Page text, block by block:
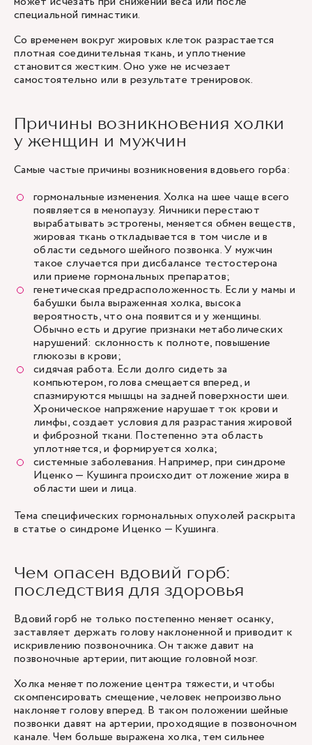
специальной гимнастики.
Со временем вокруг жировых клеток разрастается
плотная соединительная ткань, и уплотнение
становится жестким. Оно уже не исчезает
самостоятельно или в результате тренировок.
Причины возникновения холки
у женщин и мужчин
Самые частые причины возникновения вдовьего горба:
гормональные изменения. Холка на шее чаще всего
появляется в менопаузу. Яичники перестают
вырабатывать эстрогены, меняется обмен веществ,
жировая ткань откладывается в том числе и в
области седьмого шейного позвонка. У мужчин
такое случается при дисбалансе тестостерона
или приеме гормональных препаратов;
генетическая предрасположенность. Если у мамы и
бабушки была выраженная холка, высока
вероятность, что она появится и у женщины.
Обычно есть и другие признаки метаболических
нарушений: склонность к полноте, повышение
глюкозы в крови;
сидячая работа. Если долго сидеть за
компьютером, голова смещается вперед, и
спазмируются мышцы на задней поверхности шеи.
Хроническое напряжение нарушает ток крови и
лимфы, создает условия для разрастания жировой
и фиброзной ткани. Постепенно эта область
уплотняется, и формируется холка;
системные заболевания. Например, при синдроме
Иценко — Кушинга происходит отложение жира в
области шеи и лица.
Тема специфических гормональных опухолей раскрыта
в статье о синдроме Иценко — Кушинга.
Чем опасен вдовий горб:
последствия для здоровья
Вдовий горб не только постепенно меняет осанку,
заставляет держать голову наклоненной и приводит к
искривлению позвоночника. Он также давит на
позвоночные артерии, питающие головной мозг.
Холка меняет положение центра тяжести, и чтобы
скомпенсировать смещение, человек непроизвольно
наклоняет голову вперед. В таком положении шейные
позвонки давят на артерии, проходящие в позвоночном
канале. Чем больше выражена холка, тем сильнее